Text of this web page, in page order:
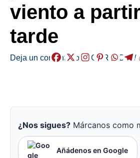
viento a
tarde
Deja un comentario /EGURALDIA/
¿Nos sigues? Márcanos como
Añádenos en Google